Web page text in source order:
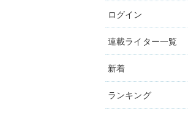
ログイン
連載ライター一覧
新着
ランキング